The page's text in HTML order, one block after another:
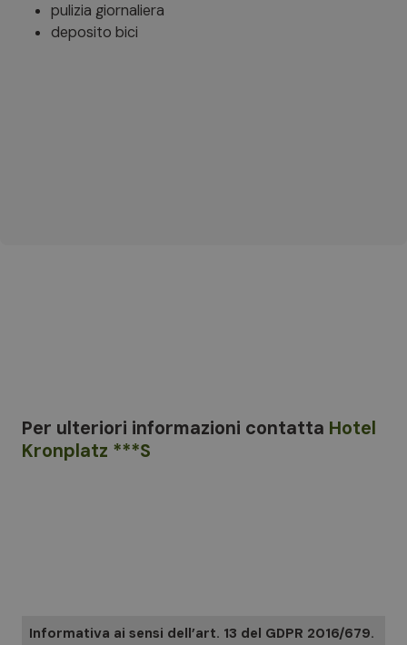
pulizia giornaliera
deposito bici
Per ulteriori informazioni contatta Hotel
Kronplatz ***S
Informativa ai sensi dell’art. 13 del GDPR 2016/679.